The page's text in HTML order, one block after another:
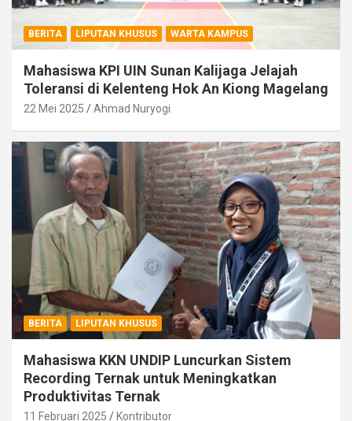
BERITA LIPUTAN KHUSUS WARTA KAMPUS
Mahasiswa KPI UIN Sunan Kalijaga Jelajah
Toleransi di Kelenteng Hok An Kiong Magelang
22 Mei 2025 Ahmad Nuryogi
BERITA LIPUTAN KHUSUS
Mahasiswa KKN UNDIP Luncurkan Sistem
Recording Ternak untuk Meningkatkan
Produktivitas Ternak
11 Februari 2025 Kontributor